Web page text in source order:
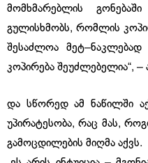
მომხმარებლის
გულისხმობს, რომლის
შესაძლოა მეტ–ნაკლებად
კოპირება შეუძლებელია“, –
და სწორედ ამ ნაწილში
უპირატესობა, რაც მას,
გამოცდილების მიღმა აქვს.